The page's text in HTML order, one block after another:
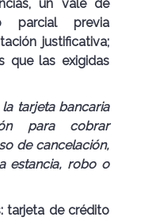
un vale de
parcial previa
justificativa;
que las exigidas
tarjeta bancaria
para cobrar
de cancelación,
estancia, robo o
tarjeta de crédito